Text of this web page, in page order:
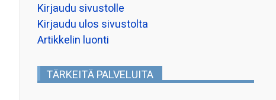
Kirjaudu sivustolle
Kirjaudu ulos sivustolta
Artikkelin luonti
TÄRKEITÄ PALVELUITA